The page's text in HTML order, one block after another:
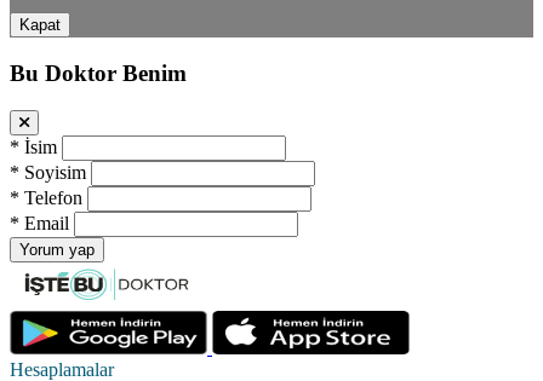
Kapat
Bu Doktor Benim
* İsim
* Soyisim
* Telefon
* Email
Yorum yap
Hesaplamalar